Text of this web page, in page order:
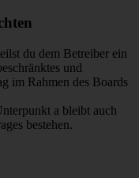
du dem Betreiber ein
und
im Rahmen des Boards
a bleibt auch
bestehen.